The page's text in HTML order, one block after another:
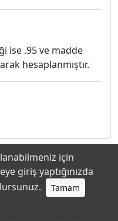
ise .95 ve madde
hesaplanmıştır.
Gizlilik Politikası
için
giriş yaptığınızda
Tamam